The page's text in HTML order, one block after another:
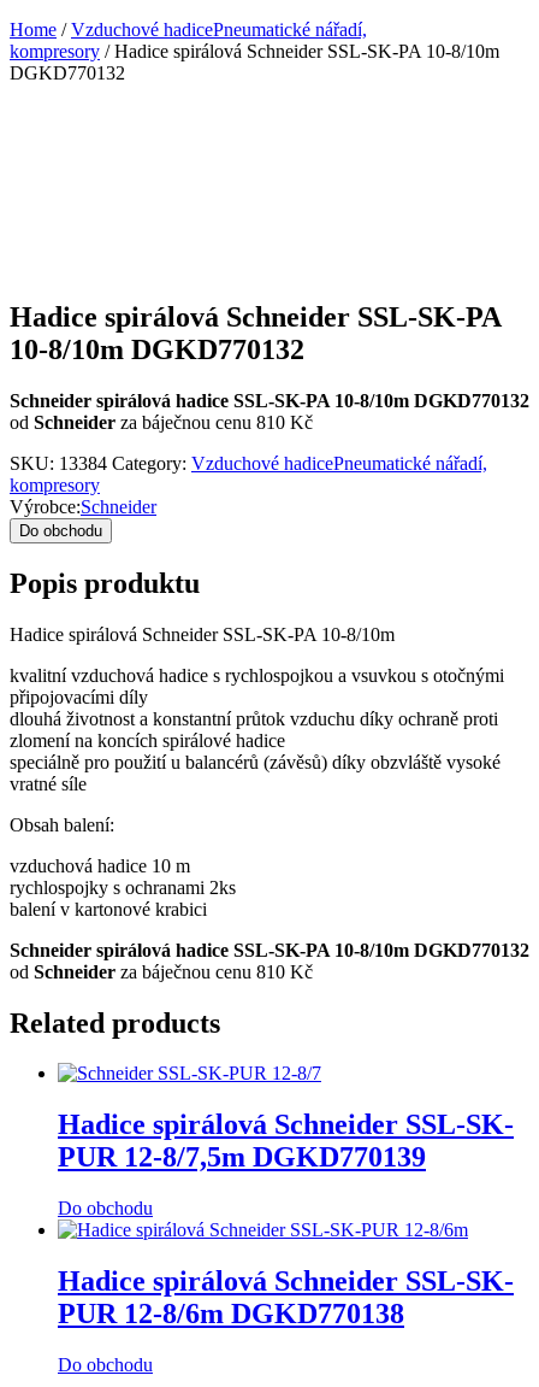
Home /Vzduchové hadicePneumatické nářadí,
kompresory / Hadice spirálová Schneider SSL-SK-PA 10-8/10m
DGKD770132
Hadice spirálová Schneider SSL-SK-PA
10-8/10m DGKD770132
Schneider spirálová hadice SSL-SK-PA 10-8/10m DGKD770132
od Schneider za báječnou cenu 810 Kč
SKU: 13384 Category: Vzduchové hadicePneumatické nářadí,
kompresory
Výrobce:Schneider
Do obchodu
Popis produktu
Hadice spirálová Schneider SSL-SK-PA 10-8/10m
kvalitní vzduchová hadice s rychlospojkou a vsuvkou s otočnými
připojovacími díly
dlouhá životnost a konstantní průtok vzduchu díky ochraně proti
zlomení na koncích spirálové hadice
speciálně pro použití u balancérů (závěsů) díky obzvláště vysoké
vratné síle
Obsah balení:
vzduchová hadice 10 m
rychlospojky s ochranami 2ks
balení v kartonové krabici
Schneider spirálová hadice SSL-SK-PA 10-8/10m DGKD770132
od Schneider za báječnou cenu 810 Kč
Related products
Hadice spirálová Schneider SSL-SK-
PUR 12-8/7,5m DGKD770139
Do obchodu
Hadice spirálová Schneider SSL-SK-
PUR 12-8/6m DGKD770138
Do obchodu